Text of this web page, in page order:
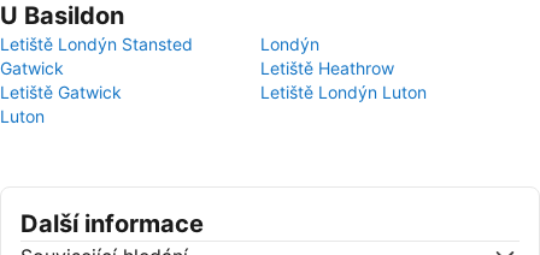
U Basildon
Letiště Londýn Stansted
Londýn
Gatwick
Letiště Heathrow
Letiště Gatwick
Letiště Londýn Luton
Luton
Další informace